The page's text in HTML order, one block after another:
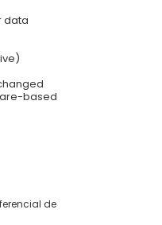
data
based
de